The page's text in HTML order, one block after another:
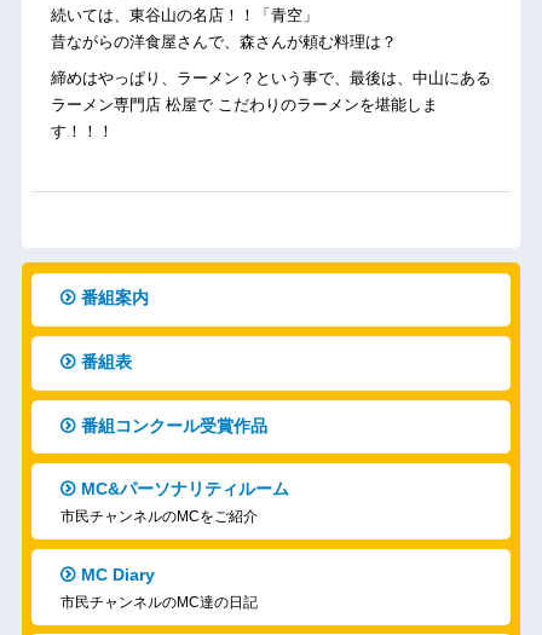
続いては、東谷山の名店！！「青空」
昔ながらの洋食屋さんで、森さんが頼む料理は？
締めはやっぱり、ラーメン？という事で、最後は、中山にある
ラーメン専門店 松屋で こだわりのラーメンを堪能しま
す！！！
番組案内
番組表
番組コンクール受賞作品
MC&パーソナリティルーム
市民チャンネルのMCをご紹介
MC Diary
市民チャンネルのMC達の日記